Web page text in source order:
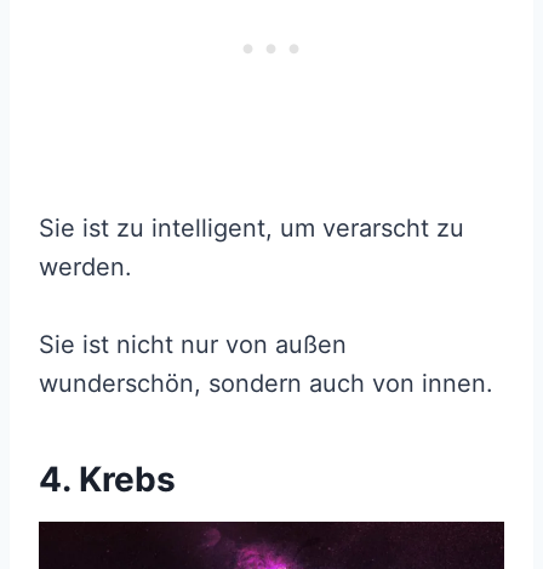
Sie ist zu intelligent, um verarscht zu
werden.
Sie ist nicht nur von außen
wunderschön, sondern auch von innen.
4. Krebs